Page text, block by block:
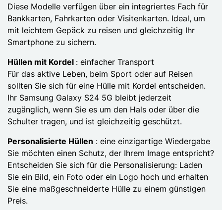
Diese Modelle verfügen über ein integriertes Fach für
Bankkarten, Fahrkarten oder Visitenkarten. Ideal, um
mit leichtem Gepäck zu reisen und gleichzeitig Ihr
Smartphone zu sichern.
Hüllen mit Kordel : einfacher Transport
Für das aktive Leben, beim Sport oder auf Reisen
sollten Sie sich für eine Hülle mit Kordel entscheiden.
Ihr Samsung Galaxy S24 5G bleibt jederzeit
zugänglich, wenn Sie es um den Hals oder über die
Schulter tragen, und ist gleichzeitig geschützt.
Personalisierte Hüllen : eine einzigartige Wiedergabe
Sie möchten einen Schutz, der Ihrem Image entspricht?
Entscheiden Sie sich für die Personalisierung: Laden
Sie ein Bild, ein Foto oder ein Logo hoch und erhalten
Sie eine maßgeschneiderte Hülle zu einem günstigen
Preis.